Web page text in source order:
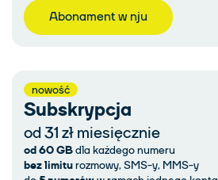
Abonament w nju
nowość
Subskrypcja
od 31 zł miesięcznie
od 60 GBdla każdego numeru
bez limiturozmowy, SMS-y, MMS-y